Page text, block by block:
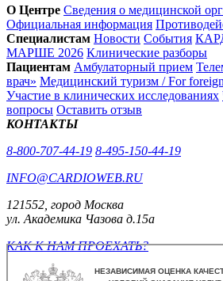
О Центре Сведения о медицинской
Официальная информация
Специалистам Новости События
МАРШЕ 2026 Клинические разборы
Пациентам Амбулаторный прием
врач» Медицинский туризм / For
Участие в клинических исследованиях
вопросы Оставить отзыв
КОНТАКТЫ
8-800-707-44-19 8-495-150-44-19
INFO@CARDIOWEB.RU
121552, город Москва
ул. Академика Чазова д.15а
КАК К НАМ ПРОЕХАТЬ?